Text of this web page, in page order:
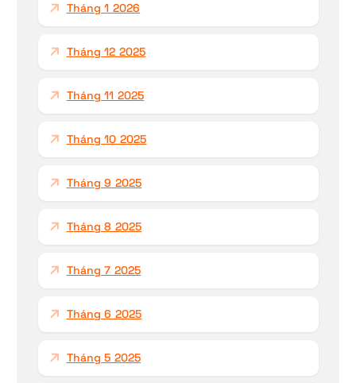
Tháng 1 2026
Tháng 12 2025
Tháng 11 2025
Tháng 10 2025
Tháng 9 2025
Tháng 8 2025
Tháng 7 2025
Tháng 6 2025
Tháng 5 2025